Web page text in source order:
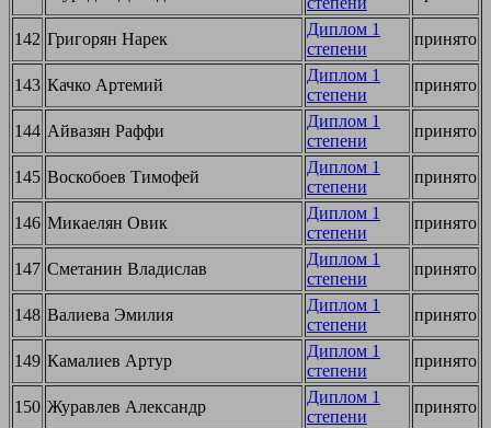
142 Григорян Нарек
Диплом 1
степени
принято
143 Качко Артемий
Диплом 1
степени
принято
144 Айвазян Раффи
Диплом 1
степени
принято
145 Воскобоев Тимофей
Диплом 1
степени
принято
146 Микаелян Овик
Диплом 1
степени
принято
147 Сметанин Владислав
Диплом 1
степени
принято
148 Валиева Эмилия
Диплом 1
степени
принято
149 Камалиев Артур
Диплом 1
степени
принято
150 Журавлев Александр
Диплом 1
степени
принято